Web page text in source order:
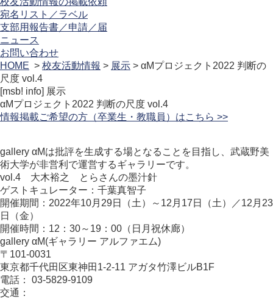
宛名リスト／ラベル
支部用報告書／申請／届
ニュース
お問い合わせ
HOME > 校友活動情報 > 展示 > αMプロジェクト2022 判断の
尺度 vol.4
[msb! info] 展示
αMプロジェクト2022 判断の尺度 vol.4
情報掲載ご希望の方（卒業生・教職員）はこちら >>
gallery αMは批評を生成する場となることを目指し、武蔵野美
術大学が非営利で運営するギャラリーです。
vol.4 大木裕之 とらさんの墨汁針
ゲストキュレーター：千葉真智子
開催期間：2022年10月29日（土）～12月17日（土）／12月23
日（金）
開催時間：12：30～19：00（日月祝休廊）
gallery αM(ギャラリー アルファエム)
〒101-0031
東京都千代田区東神田1-2-11 アガタ竹澤ビルB1F
電話： 03-5829-9109
交通：